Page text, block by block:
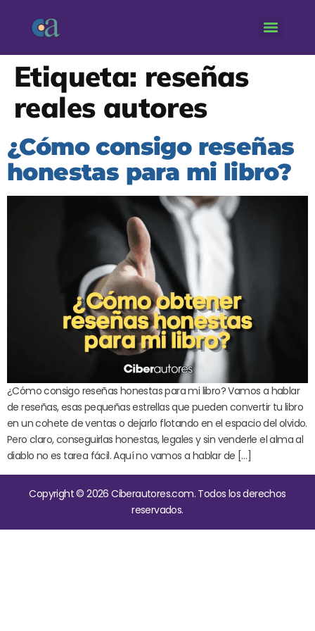
Etiqueta: reseñas
reales autores
¿Cómo consigo reseñas
honestas para mi libro?
¿Cómo consigo reseñas honestas para mi libro? Vamos a hablar
de reseñas, esas pequeñas estrellas que pueden convertir tu libro
en un cohete de ventas o dejarlo flotando en el espacio del olvido.
Pero claro, conseguirlas honestas, legales y sin venderle el alma al
diablo no es tarea fácil. Aquí no vamos a hablar de […]
Copyright © 2026 Ciberautores.com. Todos los derechos
reservados.